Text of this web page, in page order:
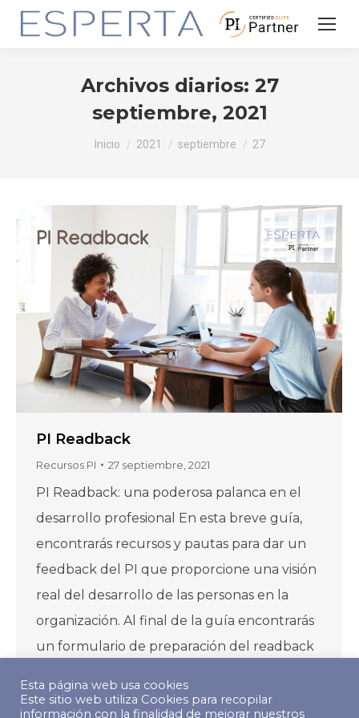
Archivos diarios: 27
septiembre, 2021
Estás aquí:
Inicio 2021 septiembre 27
PI Readback
Recursos PI 27 septiembre, 2021
PI Readback: una poderosa palanca en el
desarrollo profesional En esta breve guía,
encontrarás recursos y pautas para dar un
feedback del PI que proporcione una visión
real del desarrollo de las personas en la
organización. Al final de la guía encontrarás
un formulario de preparación del readback
Esta página web usa cookies
Este sitio web utiliza Cookies para recopilar
información con la finalidad de mejorar nuestros